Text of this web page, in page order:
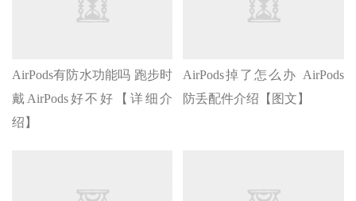
AirPods有防水功能吗 跑步时
戴AirPods好不好【详细介
绍】
AirPods掉了怎么办 AirPods
防丢配件介绍【图文】